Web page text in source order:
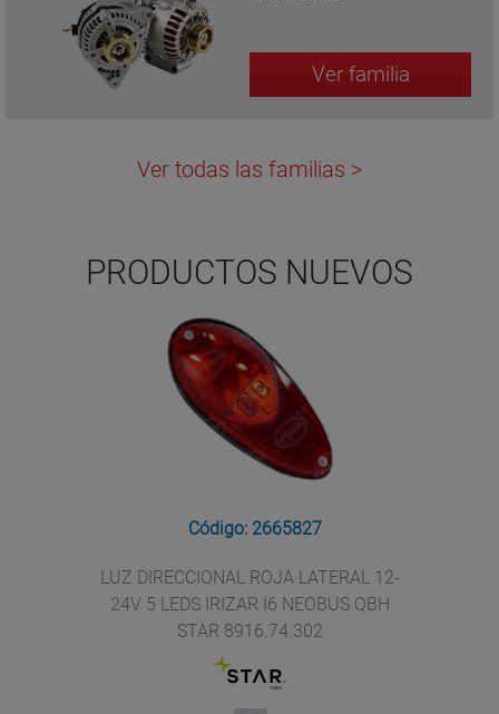
Ver familia
Ver todas las familias >
PRODUCTOS NUEVOS
Código: 2665827
LUZ DIRECCIONAL ROJA LATERAL 12-
24V 5 LEDS IRIZAR I6 NEOBUS QBH
STAR 8916.74.302